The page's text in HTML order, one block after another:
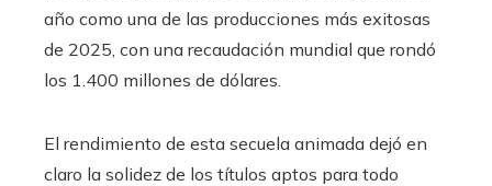
año como una de las producciones más exitosas
de 2025, con una recaudación mundial que rondó
los 1.400 millones de dólares.
El rendimiento de esta secuela animada dejó en
claro la solidez de los títulos aptos para todo